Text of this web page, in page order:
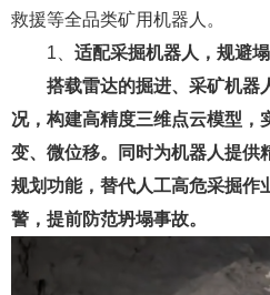
救援等全品类矿用机器人。
1、 适配采掘机器人，规避
搭载雷达的掘进、采矿机器
况，构建高精度三维点云模型，
变、微位移。同时为机器人提供
规划功能，替代人工高危采掘作
警，提前防范坍塌事故。